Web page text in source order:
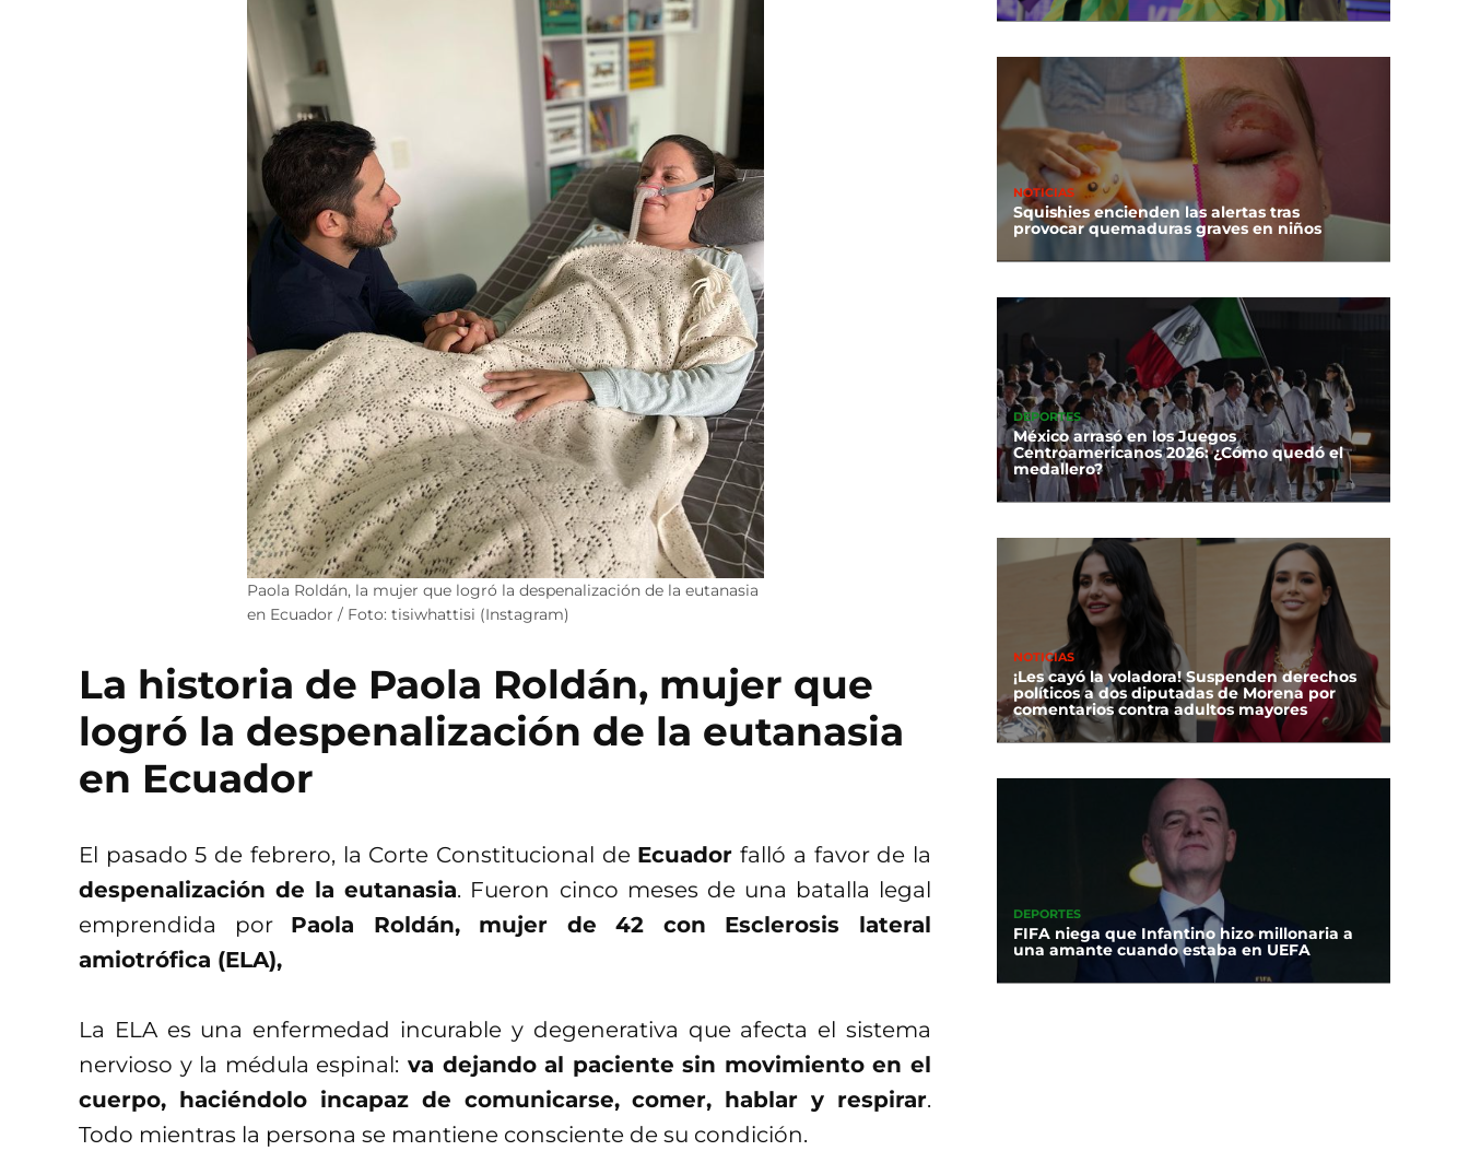
Paola Roldán, la mujer que logró la despenalización de la eutanasia
en Ecuador / Foto: tisiwhattisi (Instagram)
La historia de Paola Roldán, mujer que
logró la despenalización de la eutanasia
en Ecuador
El pasado 5 de febrero, la Corte Constitucional de Ecuador falló a favor de la
despenalización de la eutanasia. Fueron cinco meses de una batalla legal
emprendida por Paola Roldán, mujer de 42 con Esclerosis lateral
amiotrófica (ELA),
La ELA es una enfermedad incurable y degenerativa que afecta el sistema
nervioso y la médula espinal: va dejando al paciente sin movimiento en el
cuerpo, haciéndolo incapaz de comunicarse, comer, hablar y respirar.
Todo mientras la persona se mantiene consciente de su condición.
NOTICIAS
Squishies encienden las alertas tras
provocar quemaduras graves en niños
DEPORTES
México arrasó en los Juegos
Centroamericanos 2026: ¿Cómo quedó el
medallero?
NOTICIAS
¡Les cayó la voladora! Suspenden derechos
políticos a dos diputadas de Morena por
comentarios contra adultos mayores
DEPORTES
FIFA niega que Infantino hizo millonaria a
una amante cuando estaba en UEFA